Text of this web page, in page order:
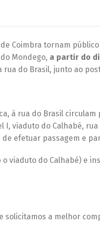
Coimbra tornam
Mondego, a partir do
do Brasil, junto ao
à rua do Brasil
I, viaduto do Calhabé,
efetuar passagem e
viaduto do Calhabé) e
solicitamos a melhor